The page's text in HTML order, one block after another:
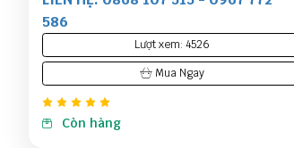
586
Lượt xem: 7580
Mua Ngay
Còn hàng